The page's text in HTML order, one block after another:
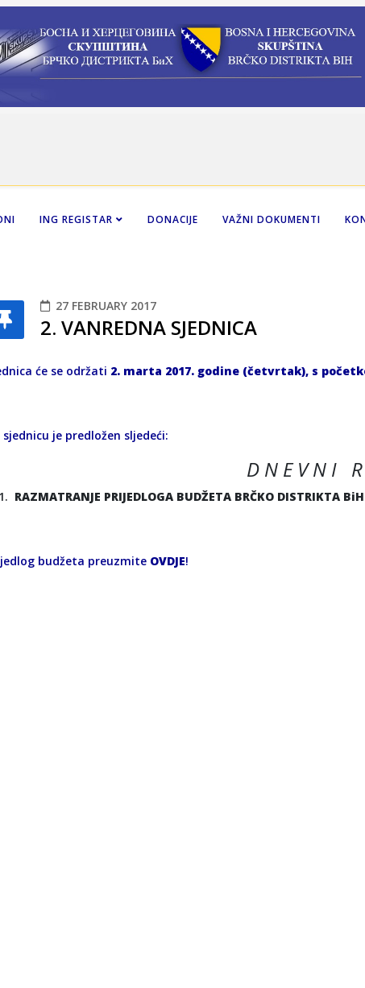
ING REGISTAR DONACIJE VAŽNI DOKUMENTI
27 FEBRUARY 2017
2. VANREDNA SJEDNICA
će se održati 2. marta 2017. godine (četvrtak), s
sjednicu je predložen sljedeći:
D N E V N I R
RAZMATRANJE PRIJEDLOGA BUDŽETA BRČKO
budžeta preuzmite OVDJE!